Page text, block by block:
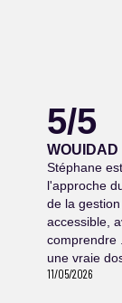
5/5
WOUIDAD
Stéphane
l'approche
de la
accessible,
comprendre
une vraie
11/05/2026